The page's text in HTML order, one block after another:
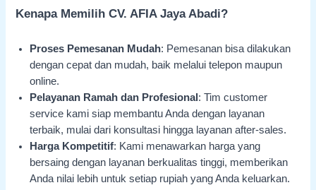
Kenapa Memilih CV. AFIA Jaya Abadi?
Proses Pemesanan Mudah: Pemesanan bisa dilakukan
dengan cepat dan mudah, baik melalui telepon maupun
online.
Pelayanan Ramah dan Profesional : Tim customer
service kami siap membantu Anda dengan layanan
terbaik, mulai dari konsultasi hingga layanan after-sales.
Harga Kompetitif: Kami menawarkan harga yang
bersaing dengan layanan berkualitas tinggi, memberikan
Anda nilai lebih untuk setiap rupiah yang Anda keluarkan.